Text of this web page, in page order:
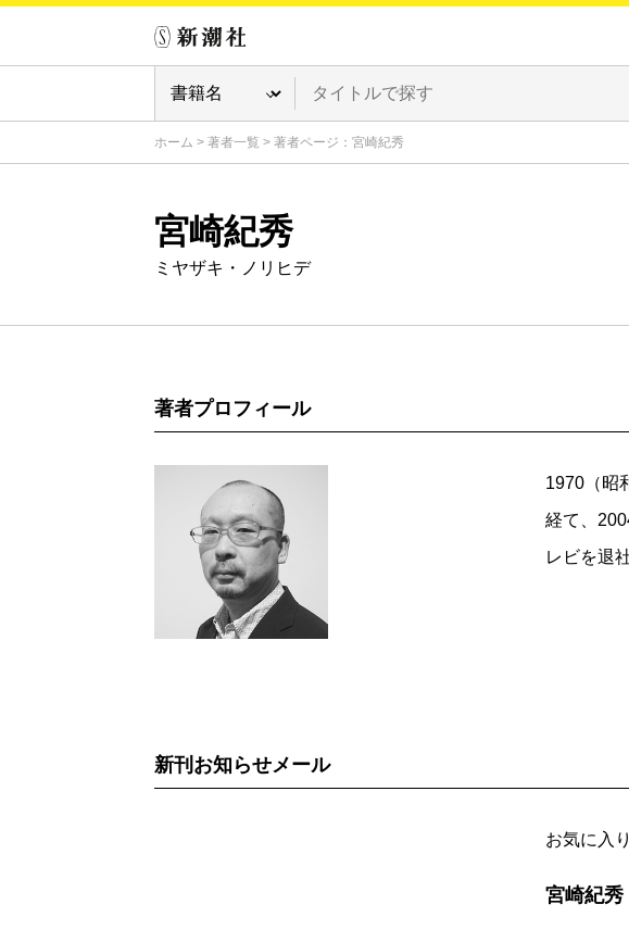
ホーム > 著者一覧 > 著者ページ：宮崎紀秀
宮崎紀秀
ミヤザキ・ノリヒデ
著者プロフィール
1970（昭
経て、
レビを退
新刊お知らせメール
お気に入
宮崎紀秀